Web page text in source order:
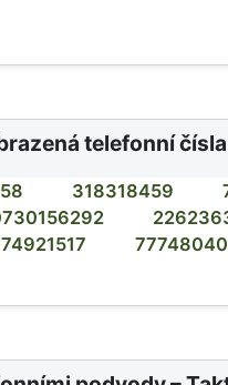
telefonní čísla
318318459